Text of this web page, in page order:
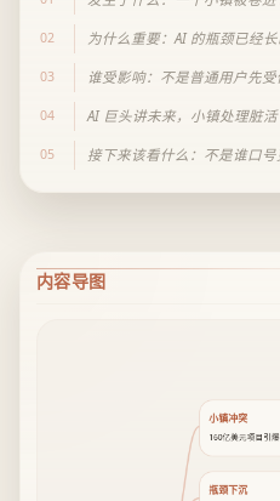
02 为什么重要：AI 的瓶颈已经
03 谁受影响：不是普通用户先
04 AI 巨头讲未来，小镇处理脏活
05 接下来该看什么：不是谁口
内容导图
小镇冲突
160亿美元项目引
瓶颈下沉